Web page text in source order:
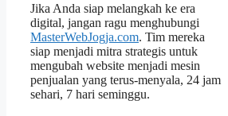
Jika Anda siap melangkah ke era
digital, jangan ragu menghubungi
MasterWebJogja.com. Tim mereka
siap menjadi mitra strategis untuk
mengubah website menjadi mesin
penjualan yang terus‑menyala, 24 jam
sehari, 7 hari seminggu.